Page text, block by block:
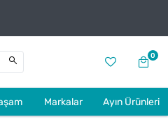
0
Markalar Ayın Ürünleri